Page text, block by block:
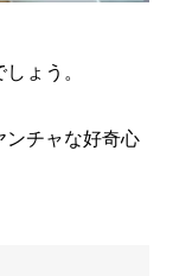
ょう。
ンチャな好奇心